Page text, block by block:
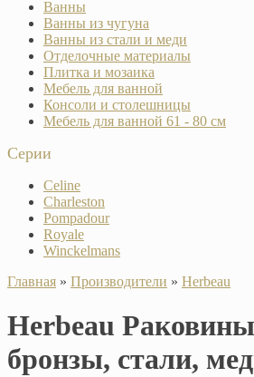
Ванны
Ванны из чугуна
Ванны из стали и меди
Отделочные материалы
Плитка и мозаика
Мебель для ванной
Консоли и столешницы
Мебель для ванной 61 - 80 см
Серии
Celine
Charleston
Pompadour
Royale
Winckelmans
Главная » Производители » Herbeau
Herbeau
бронзы, стали,